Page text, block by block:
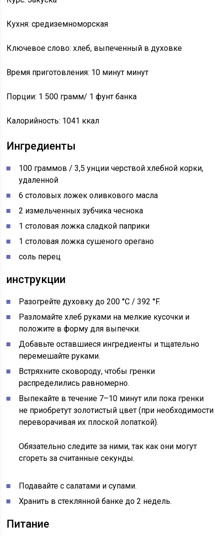
Кухня: средиземноморская
Ключевое слово: хлеб, выпеченный в духовке
Время приготовления: 10 минут минут
Порции: 1 500 грамм/ 1 фунт банка
Калорийность: 1041 ккал
Ингредиенты
100 граммов / 3,5 унции черствой хлебной корки,
удаленной
6 столовых ложек оливкового масла
2 измельченных зубчика чеснока
1 столовая ложка сладкой паприки
1 столовая ложка сушеного орегано
соль перец
инструкции
Разогрейте духовку до 200°C / 392°F.
Разломайте хлеб руками на мелкие кусочки и
положите в форму для выпечки.
Добавьте оставшиеся ингредиенты и тщательно
перемешайте руками.
Встряхните сковороду, чтобы гренки
распределились равномерно.
Выпекайте в течение 7–10 минут или пока гренки
не приобретут золотистый цвет (при необходимости
переворачивая их плоской лопаткой).
Обязательно следите за ними, так как они могут
сгореть за считанные секунды.
Подавайте с салатами и супами.
Хранить в стеклянной банке до 2 недель.
Питание